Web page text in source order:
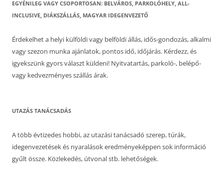
EGYÉNILEG VAGY CSOPORTOSAN: BELVÁROS, PARKOLÓHELY, ALL-
INCLUSIVE, DIÁKSZÁLLÁS, MAGYAR IDEGENVEZETŐ
Érdekelhet a helyi külföldi vagy belföldi állás, idős-gondozás, alkalmi
vagy szezon munka ajánlatok, pontos idő, időjárás. Kérdezz, és
igyekszünk gyors választ küldeni! Nyitvatartás, parkoló-, belépő-
vagy kedvezményes szállás árak.
UTAZÁS TANÁCSADÁS
A több évtizedes hobbi, az utazási tanácsadó szerep, túrák,
idegenvezetések és nyaralások eredményeképpen sok információ
gyűlt össze. Közlekedés, útvonal stb. lehetőségek.